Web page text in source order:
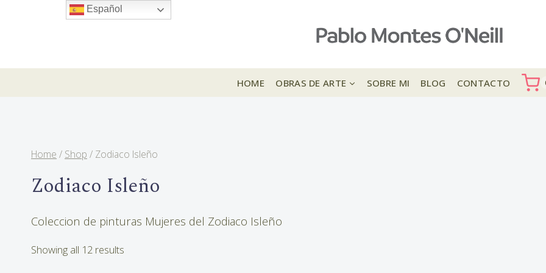
HOME OBRAS DE ARTE SOBRE MI BLOG CONTACTO
Home / Shop / Zodiaco Isleño
Zodiaco Isleño
Coleccion de pinturas Mujeres del Zodiaco Isleño
Showing all 12 results
Español